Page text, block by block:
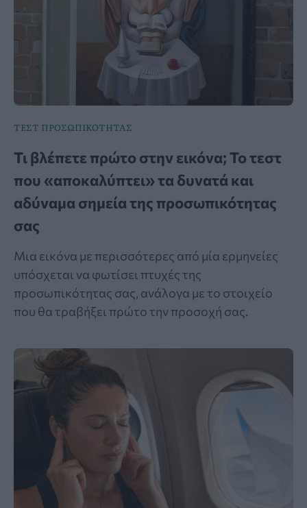
ΤΕΣΤ ΠΡΟΣΩΠΙΚΟΤΗΤΑΣ
Τι βλέπετε πρώτο στην εικόνα; Το τεστ
που «αποκαλύπτει» τα δυνατά και
αδύναμα σημεία της προσωπικότητας
σας
Μια εικόνα με περισσότερες από μία ερμηνείες
υπόσχεται να φωτίσει πτυχές της
προσωπικότητας σας, ανάλογα με το στοιχείο
που θα τραβήξει πρώτο την προσοχή σας.